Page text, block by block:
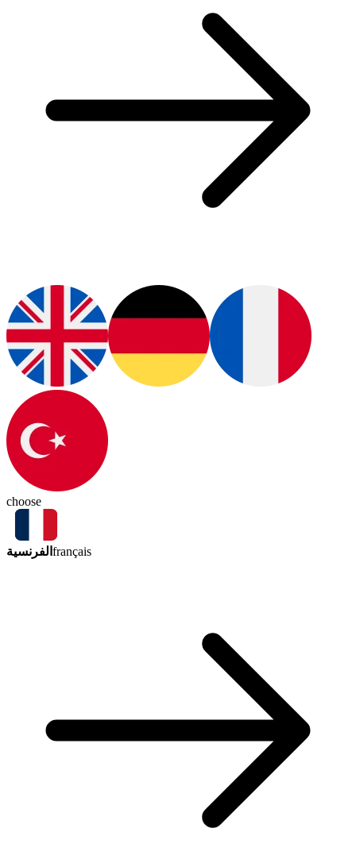
choose
الفرنسية français